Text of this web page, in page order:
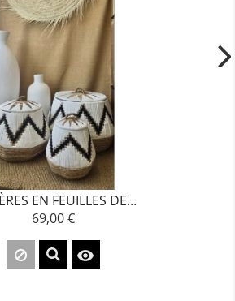
EN FEUILLES DE...
Prix
69,00 €
